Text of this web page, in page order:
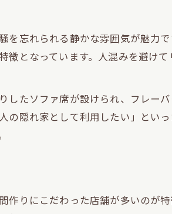
忘れられる静かな雰囲気が魅力
となっています。人混みを避け
たソファ席が設けられ、フレー
隠れ家として利用したい」とい
りにこだわった店舗が多いのが